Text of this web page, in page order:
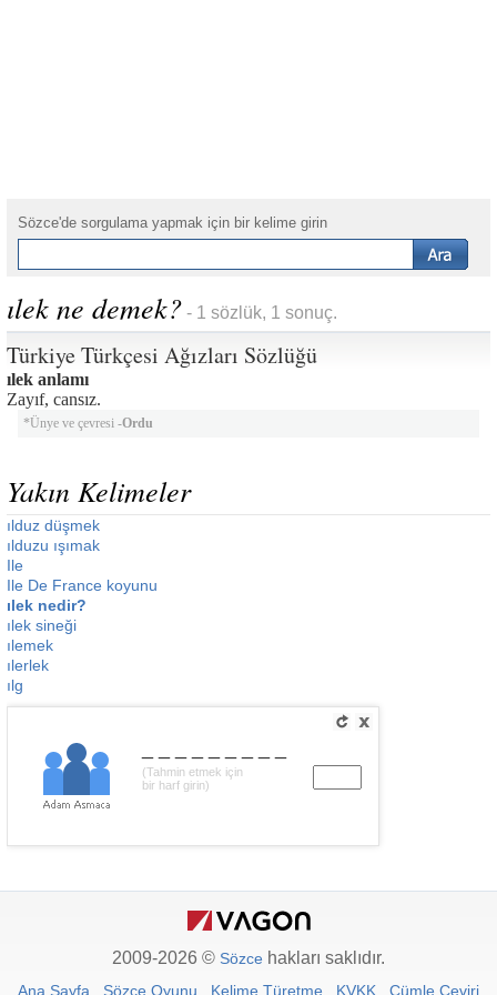
Sözce'de sorgulama yapmak için bir kelime girin
ılek ne demek? - 1 sözlük, 1 sonuç.
Türkiye Türkçesi Ağızları Sözlüğü
ılek anlamı
Zayıf, cansız.
*Ünye ve çevresi -Ordu
Yakın Kelimeler
ılduz düşmek
ılduzu ışımak
Ile
Ile De France koyunu
ılek nedir?
ılek sineği
ılemek
ılerlek
ılg
(Tahmin etmek için
bir harf girin)
2009-2026 © Sözce hakları saklıdır.
Ana Sayfa Sözce Oyunu Kelime Türetme KVKK Cümle Çeviri